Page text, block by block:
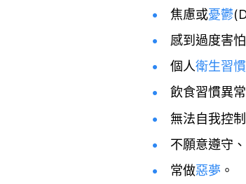
焦慮或憂鬱
感到過度害
個人衛生習慣
飲食習慣異常
無法自我控制
不願意遵守
常做惡夢 。